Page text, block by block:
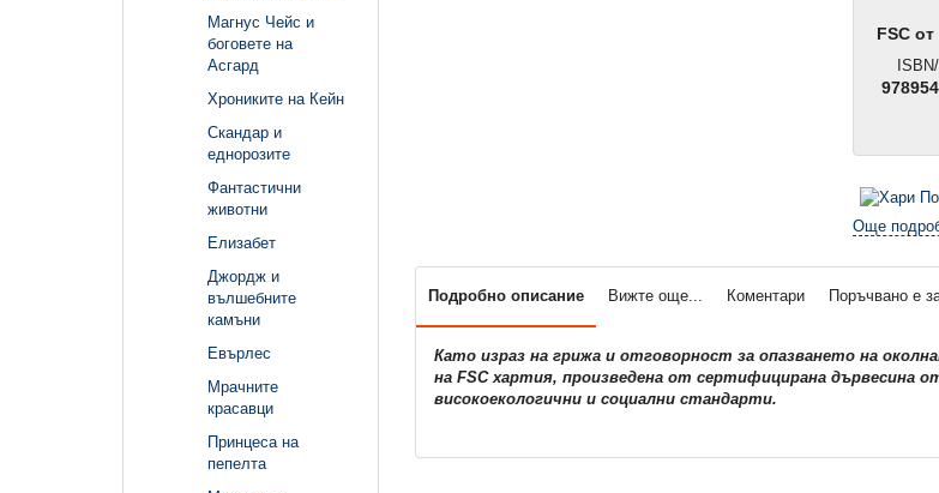
Магнус Чейс и
боговете на
Асгард
Хрониките на Кейн
Скандар и
еднорозите
Фантастични
животни
Елизабет
Джордж и
вълшебните
камъни
Евърлес
Мрачните
красавци
Принцеса на
пепелта
FSC
Още
Подробно описание Вижте още... Коментари Поръчвано е
Като израз на грижа и отговорност за опазването на
на FSC хартия, произведена от сертифицирана дървесина
високоекологични и социални стандарти.